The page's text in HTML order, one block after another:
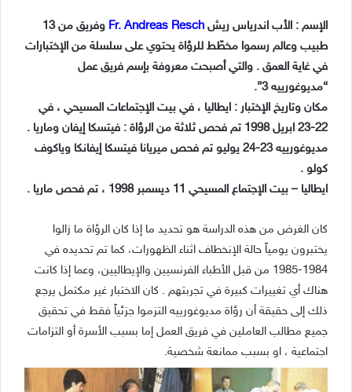
الإسم : الأب اندرياس ريش Fr. Andreas Resch
وفريق من 13
طبيب وعالم رسموا مخطّط للرؤاة يحتوي على سلسلة من الإختبارات
في غاية العمق . والتي أصبحت معروفة بإسم فريق عمل
“مديوغورييه 3”.
مكان وتاريخ الإختبار : ايطاليا ، في بيت الإجتماعات المسيحي ، في
22-23 ابريل 1998 تم فحص ثلاثة من الرؤاة : فيتسكا إيفان وماريا .
مديوغورييه 23-24 يوليو تم فحص ميريانا فيتسكا إيفانكا وياكوف
كولو .
ايطاليا – بيت الإجتماع المسيحي 11 ديسمبر 1998 ، تم فحص ماريا .
كان الغرض من هذه الدراسة هو تحديد ما إذا كان الرؤاة ما زالوا
يختبرون يومياً حالة الإنخطاف اثناء الظهورات، كما تم تحديده في
1984-1985 من قبل الأطباء الفرنسيين والإيطاليين، وعما إذا كانت
هناك أي تغييرات كبيرة في تجربتهم . كان الاختبار غير مكتمل يرجع
ذلك إلى حقيقة أن رؤاة مديوغورييه التزموا جزئياً فقط في تحقيق
جميع مطالب العاملين في فريق العمل إما بسبب الأسرة أو التزامات
اجتماعية ، او بسبب ممانعة شخصية.